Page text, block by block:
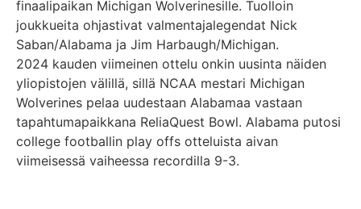
finaalipaikan Michigan Wolverinesille. Tuolloin
joukkueita ohjastivat valmentajalegendat Nick
Saban/Alabama ja Jim Harbaugh/Michigan.
2024 kauden viimeinen ottelu onkin uusinta näiden
yliopistojen välillä, sillä NCAA mestari Michigan
Wolverines pelaa uudestaan Alabamaa vastaan
tapahtumapaikkana ReliaQuest Bowl. Alabama putosi
college footballin play offs otteluista aivan
viimeisessä vaiheessa recordilla 9-3.